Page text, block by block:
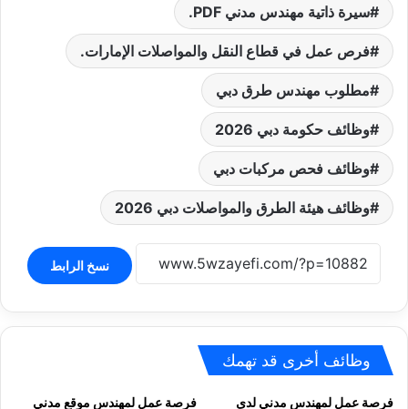
سيرة ذاتية مهندس مدني PDF.
فرص عمل في قطاع النقل والمواصلات الإمارات.
مطلوب مهندس طرق دبي
وظائف حكومة دبي 2026
وظائف فحص مركبات دبي
وظائف هيئة الطرق والمواصلات دبي 2026
نسخ الرابط
وظائف أخرى قد تهمك
فرصة عمل لمهندس مدني لدى فرصة عمل لمهندس موقع مدني